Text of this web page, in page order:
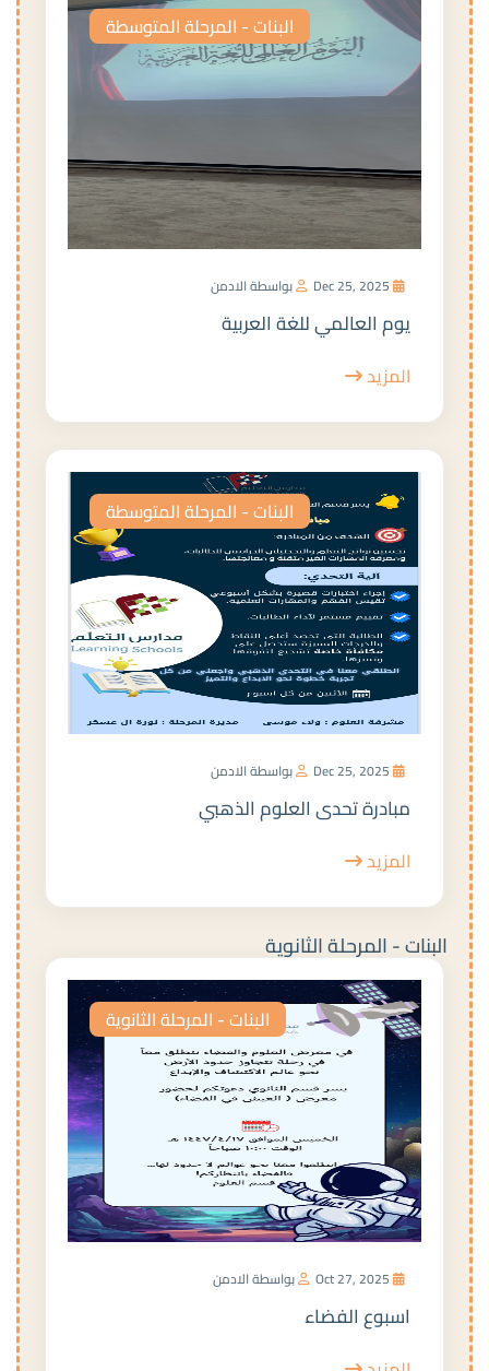
البنات - المرحلة المتوسطة
بواسطة الادمن
يوم العالمي للغة العربية
المزيد
البنات - المرحلة المتوسطة
بواسطة الادمن
مبادرة تحدى العلوم الذهبي
المزيد
البنات - المرحلة الثانوية
البنات - المرحلة الثانوية
بواسطة الادمن
اسبوع الفضاء